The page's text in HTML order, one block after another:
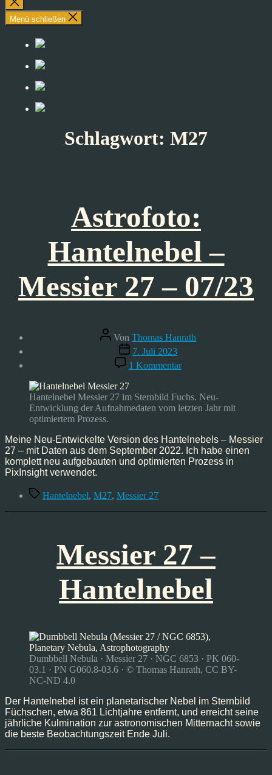
schließen
Menü schließen
Schlagwort: M27
Astrofoto:
Hantelnebel –
Messier 27 – 07/23
Beitragsautor
Von Thomas Hanrath
Veröffentlichungsdatum
7. Juli 2023
1 Kommentarzu
Astrofoto:
–
Messier
07/23
Hantelnebel Messier 27 im Sternbild Fuchs. Neu-
Entwicklung der Aufnahmedaten vom letzten Jahr mit
optimiertem Prozess.
Meine Neu-Entwickelte Version des Hantelnebels – Messier
27 – mit Daten aus dem September 2022. Ich habe einen
komplett neu aufgebauten und optimierten Prozess in
PixInsight verwendet.
Schlagwörter
Hantelnebel, M27, Messier 27
Messier 27 –
Hantelnebel
Dumbbell Nebula · Messier 27 · NGC 6853 · PK 060-
03.1 · PN G060.8-03.6 · © Thomas Hanrath, CC BY-
NC-ND 4.0
Der Hantelnebel ist ein planetarischer Nebel im Sternbild
Füchschen, etwa 861 Lichtjahre entfernt, und erreicht seine
jährliche Kulmination zur astronomischen Mitternacht sowie
die beste Beobachtungszeit Ende Juli.